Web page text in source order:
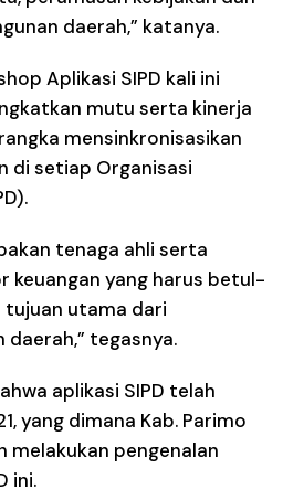
daerah,” katanya.
Aplikasi SIPD kali ini
mutu serta kinerja
mensinkronisasikan
di setiap Organisasi
tenaga ahli serta
keuangan yang harus betul-
utama dari
daerah,” tegasnya.
aplikasi SIPD telah
yang dimana Kab. Parimo
melakukan pengenalan
ini.